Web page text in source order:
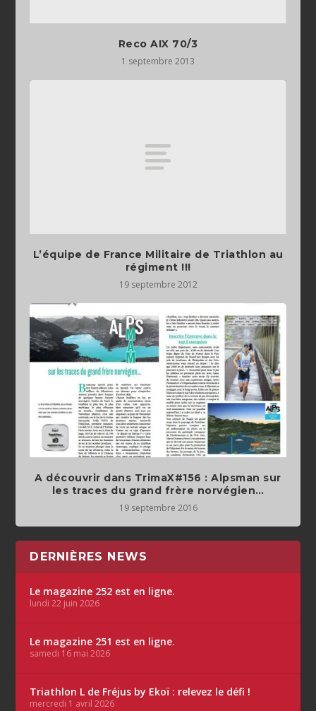
Reco AIX 70/3
1 septembre 2013
L’équipe de France Militaire de Triathlon au
régiment !!!
19 septembre 2012
A découvrir dans TrimaX#156 : Alpsman sur
les traces du grand frère norvégien…
19 septembre 2016
DERNIÈRES NEWS
Le magazine 252 est en ligne.
lundi 22 juin 2026
Le magazine 251 est en ligne.
samedi 16 mai 2026
Triathlon L de Fréjus by Ekoï : relevez le défi !
mercredi 1 avril 2026